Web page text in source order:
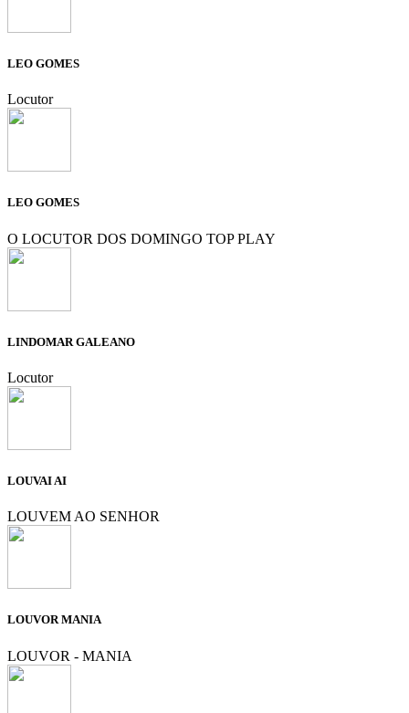
LEO GOMES
Locutor
LEO GOMES
O LOCUTOR DOS DOMINGO TOP PLAY
LINDOMAR GALEANO
Locutor
LOUVAI AI
LOUVEM AO SENHOR
LOUVOR MANIA
LOUVOR - MANIA